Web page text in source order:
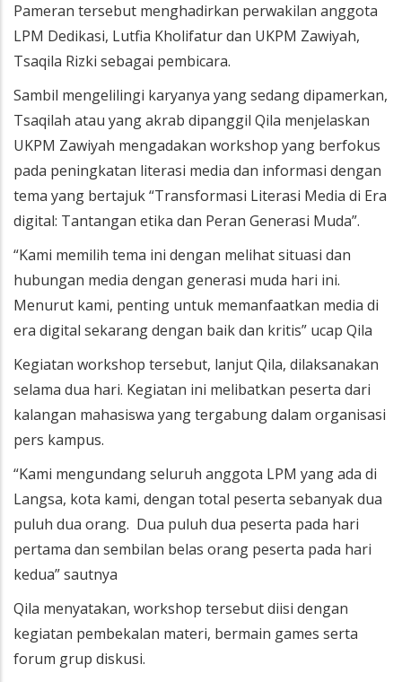
Pameran tersebut menghadirkan perwakilan anggota
LPM Dedikasi, Lutfia Kholifatur dan UKPM Zawiyah,
Tsaqila Rizki sebagai pembicara.
Sambil mengelilingi karyanya yang sedang dipamerkan,
Tsaqilah atau yang akrab dipanggil Qila menjelaskan
UKPM Zawiyah mengadakan workshop yang berfokus
pada peningkatan literasi media dan informasi dengan
tema yang bertajuk “Transformasi Literasi Media di Era
digital: Tantangan etika dan Peran Generasi Muda”.
“Kami memilih tema ini dengan melihat situasi dan
hubungan media dengan generasi muda hari ini.
Menurut kami, penting untuk memanfaatkan media di
era digital sekarang dengan baik dan kritis” ucap Qila
Kegiatan workshop tersebut, lanjut Qila, dilaksanakan
selama dua hari. Kegiatan ini melibatkan peserta dari
kalangan mahasiswa yang tergabung dalam organisasi
pers kampus.
“Kami mengundang seluruh anggota LPM yang ada di
Langsa, kota kami, dengan total peserta sebanyak dua
puluh dua orang. Dua puluh dua peserta pada hari
pertama dan sembilan belas orang peserta pada hari
kedua” sautnya
Qila menyatakan, workshop tersebut diisi dengan
kegiatan pembekalan materi, bermain games serta
forum grup diskusi.